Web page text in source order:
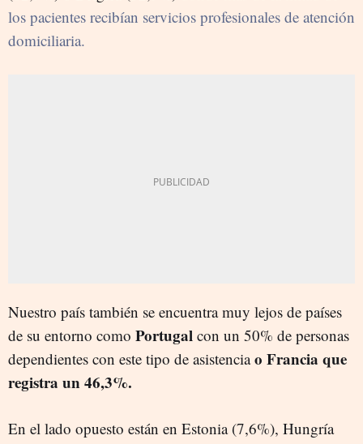
los pacientes recibían servicios profesionales de atención
domiciliaria.
Nuestro país también se encuentra muy lejos de países
de su entorno como Portugal con un 50% de personas
dependientes con este tipo de asistenciao Francia que
registra un 46,3%.
En el lado opuesto están en Estonia (7,6%), Hungría